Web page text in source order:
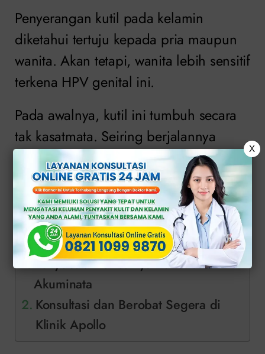
Penyerangan kutil pada kelamin
diketahui tertuju kepada pria maupun
wanita. Akan tetapi, wanita lebih sensitif
terkena HPV genital ini.
Pada awalnya, kutil ini tumbuh secara
tak kasatmata. Seiring berjalannya
waktu, tonjolan itu akan muncul
dengan sendirinya–mendatangkan
rasa sakit, perih, dan gatal.
Daftar Isi
Penyebab Munculnya Kondiloma
Akuminata
Konsultasi dan Berobat Segera di
Klinik Apollo
X